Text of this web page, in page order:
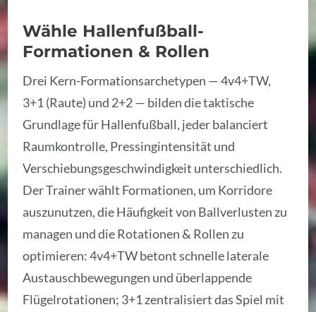
Wähle Hallenfußball-
Formationen & Rollen
Drei Kern-Formationsarchetypen — 4v4+TW,
3+1 (Raute) und 2+2 — bilden die taktische
Grundlage für Hallenfußball, jeder balanciert
Raumkontrolle, Pressingintensität und
Verschiebungsgeschwindigkeit unterschiedlich.
Der Trainer wählt Formationen, um Korridore
auszunutzen, die Häufigkeit von Ballverlusten zu
managen und die Rotationen & Rollen zu
optimieren: 4v4+TW betont schnelle laterale
Austauschbewegungen und überlappende
Flügelrotationen; 3+1 zentralisiert das Spiel mit